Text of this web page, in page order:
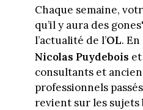
Chaque semaine,
qu’il y aura des
l’actualité de l’OL.
Nicolas Puydebois et
consultants et
professionnels
revient sur les